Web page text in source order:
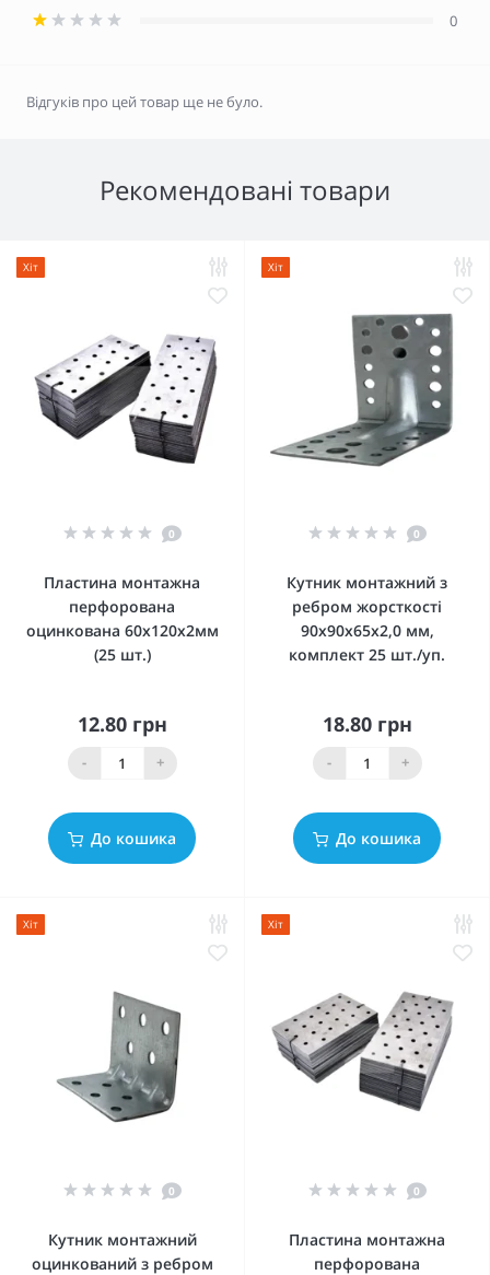
0
Відгуків про цей товар ще не було.
Рекомендовані товари
Хіт
0
Пластина монтажна
перфорована
оцинкована 60x120x2мм
(25 шт.)
12.80 грн
- +
До кошика
Хіт
0
Кутник монтажний з
ребром жорсткості
90x90x65x2,0 мм,
комплект 25 шт./уп.
18.80 грн
- +
До кошика
Хіт
0
Кутник монтажний
оцинкований з ребром
Хіт
0
Пластина монтажна
перфорована